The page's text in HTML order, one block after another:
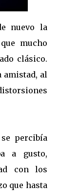
nuevo la
mucho
clásico.
amistad, al
percibía
a gusto,
con los
que hasta